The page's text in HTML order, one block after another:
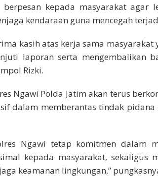
berpesan kepada masyarakat agar
kendaraan guna mencegah
kasih atas kerja sama
laporan serta mengembalikan
Rizki.
Ngawi Polda Jatim akan terus
dalam memberantas tindak
Ngawi tetap komitmen dalam
kepada masyarakat, sekaligus
keamanan lingkungan,”